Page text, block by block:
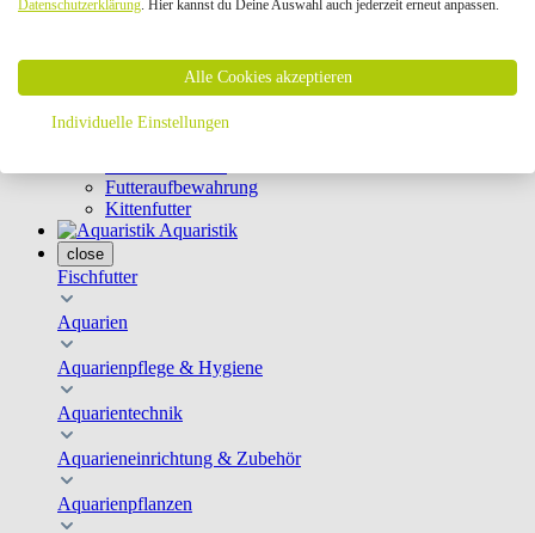
Geschirre & Leinen
Schutznetze
Kippfensterschutz
Katzenkameras
Futternäpfe
Futteraufbewahrung
Kittenfutter
Aquaristik
close
Fischfutter
Aquarien
Aquarienpflege & Hygiene
Aquarientechnik
Aquarieneinrichtung & Zubehör
Aquarienpflanzen
Datenschutzerklärung. Hier kannst du Deine Auswahl auch jederzeit erneut anpassen.
Alle Cookies akzeptieren
Individuelle Einstellungen